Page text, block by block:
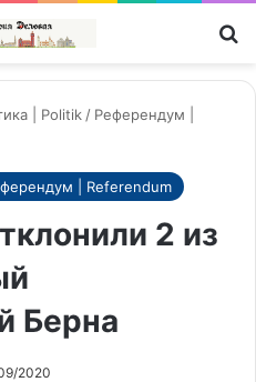
| Politik / Референдум |
| Referendum
2 из
Берна
2020